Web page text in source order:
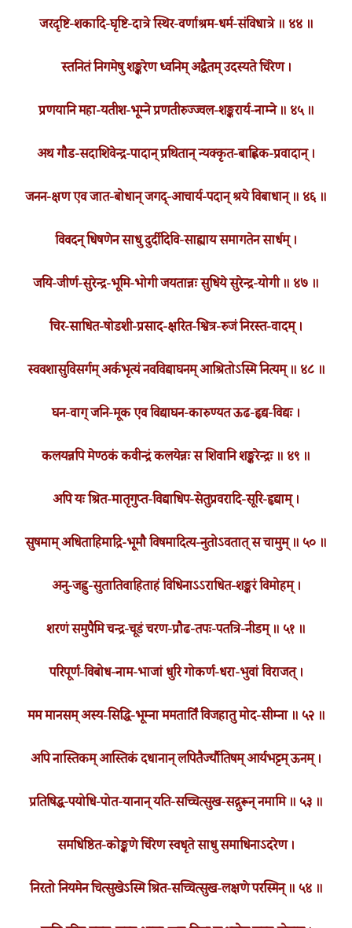
जरदृष्टि-शकादि-घृष्टि-दात्रे स्थिर-वर्णाश्रम-धर्म-संविधात्रे ॥ ४४ ॥
स्तनितं निगमेषु शङ्करेण ध्वनिम् अद्वैतम् उदस्यते चिरेण ।
प्रणयानि महा-यतीश-भूम्ने प्रणतीरुज्ज्वल-शङ्करार्य-नाम्ने ॥ ४५ ॥
अथ गौड-सदाशिवेन्द्र-पादान् प्रथितान् न्यक्कृत-बाह्लिक-प्रवादान् ।
जनन-क्षण एव जात-बोधान् जगद्-आचार्य-पदान् श्रये विबाधान् ॥ ४६ ॥
विवदन् धिषणेन साधु दुर्दीदिवि-साह्याय समागतेन सार्धम् ।
जयि-जीर्ण-सुरेन्द्र-भूमि-भोगी जयतान्नः सुधिये सुरेन्द्र-योगी ॥ ४७ ॥
चिर-साधित-षोडशी-प्रसाद-क्षरित-श्वित्र-रुजं निरस्त-वादम् ।
स्ववशासुविसर्गम् अर्कभृत्यं नवविद्याघनम् आश्रितोऽस्मि नित्यम् ॥ ४८ ॥
घन-वाग् जनि-मूक एव विद्याघन-कारुण्यत ऊढ-हृद्य-विद्यः ।
कलयन्नपि मेण्ठकं कवीन्द्रं कलयेन्नः स शिवानि शङ्करेन्द्रः ॥ ४९ ॥
अपि यः श्रित-मातृगुप्त-विद्याधिप-सेतुप्रवरादि-सूरि-हृद्याम् ।
सुषमाम् अधिताहिमाद्रि-भूमौ विषमादित्य-नुतोऽवतात् स चामुम् ॥ ५० ॥
अनु-जह्नु-सुतातिवाहिताहं विधिनाऽऽराधित-शङ्करं विमोहम् ।
शरणं समुपैमि चन्द्र-चूडं चरण-प्रौढ-तपः-पतत्रि-नीडम् ॥ ५१ ॥
परिपूर्ण-विबोध-नाम-भाजां धुरि गोकर्ण-धरा-भुवां विराजत् ।
मम मानसम् अस्य-सिद्धि-भूम्ना ममतार्तिं विजहातु मोद-सीम्ना ॥ ५२ ॥
अपि नास्तिकम् आस्तिकं दधानान् लपितैर्ज्यौतिषम् आर्यभट्टम् ऊनम् ।
प्रतिषिद्ध-पयोधि-पोत-यानान् यति-सच्चित्सुख-सद्गुरून् नमामि ॥ ५३ ॥
समधिष्ठित-कोङ्कणे चिरेण स्वधृते साधु समाधिनाऽदरेण ।
निरतो नियमेन चित्सुखेऽस्मि श्रित-सच्चित्सुख-लक्षणे परस्मिन् ॥ ५४ ॥